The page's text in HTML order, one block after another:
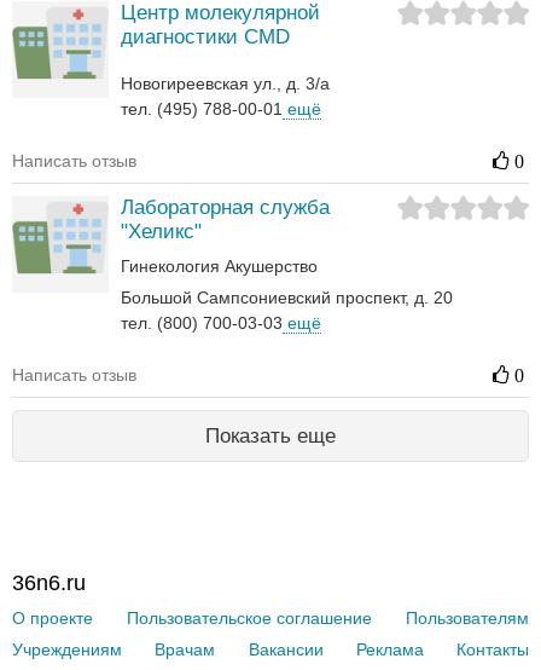
Центр молекулярной
диагностики CMD
Новогиреевская ул., д. 3/а
тел. (495) 788-00-01 ещё
Написать отзыв 0
Лабораторная служба
"Хеликс"
Гинекология Акушерство
Большой Сампсониевский проспект, д. 20
тел. (800) 700-03-03 ещё
Написать отзыв 0
Показать еще
36n6.ru
О проекте Пользовательское соглашение
Пользователям
Учреждениям
Врачам Вакансии Реклама Контакты